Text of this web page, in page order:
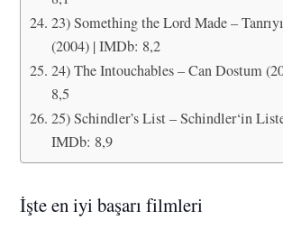
23) Something the Lord Made –
(2004) | IMDb: 8,2
24) The Intouchables – Can Dostum
8,5
25) Schindler’s List – Schindler‘in
IMDb: 8,9
İşte en iyi başarı filmleri